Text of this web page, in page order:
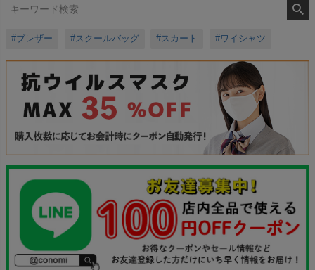
#ブレザー #スクールバッグ #スカート #ワイシャツ